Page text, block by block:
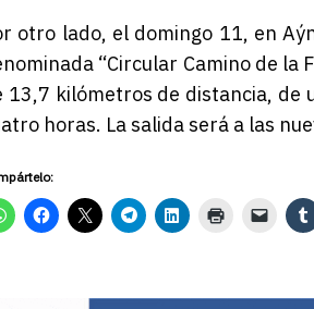
otro lado, el domingo 11, en
“Circular Camino de
13,7 kilómetros de distancia, de
horas. La salida será a las